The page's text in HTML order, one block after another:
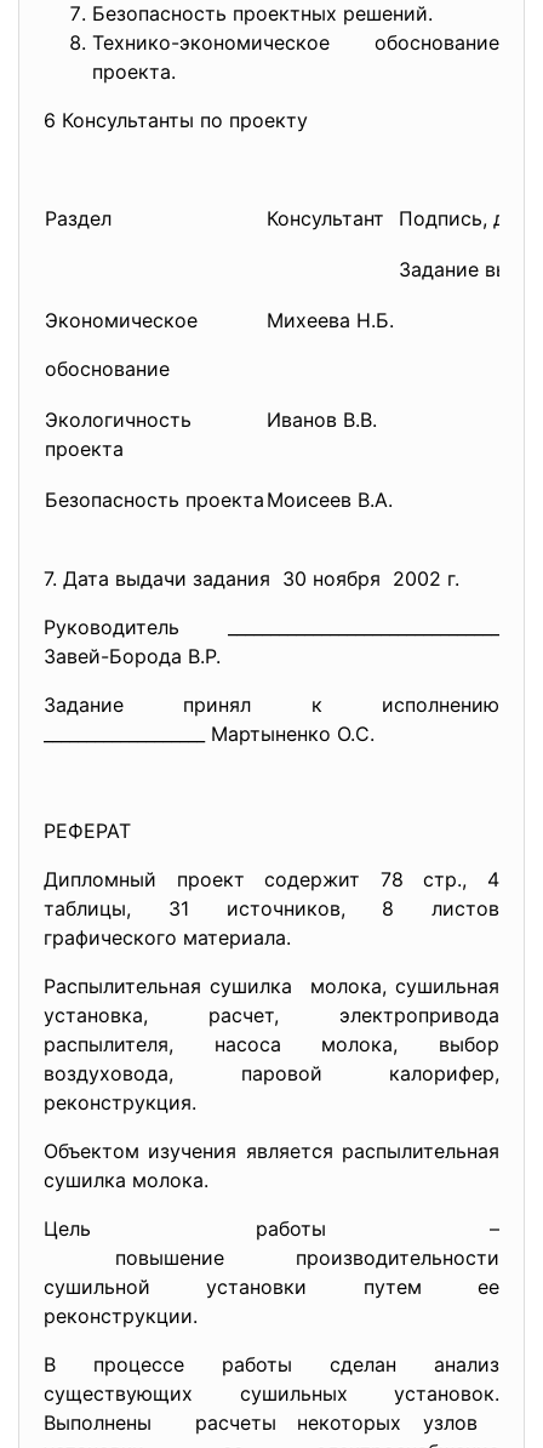
Безопасность проектных решений.
Технико-экономическое обоснование
проекта.
6 Консультанты по проекту
Раздел Консультант Подпись, дата
Задание выдал
Экономическое
обоснование
Михеева Н.Б.
Экологичность
проекта
Иванов В.В.
Безопасность проекта Моисеев В.А.
7. Дата выдачи задания 30 ноября 2002 г.
Руководитель ______________________________
Завей-Борода В.Р.
Задание принял к исполнению
___________________ Мартыненко О.С.
РЕФЕРАТ
Дипломный проект содержит 78 стр., 4
таблицы, 31 источников, 8 листов
графического материала.
Распылительная сушилка молока, сушильная
установка, расчет, электропривода
распылителя, насоса молока, выбор
воздуховода, паровой калорифер,
реконструкция.
Объектом изучения является распылительная
сушилка молока.
Цель работы –
повышение производительности
сушильной установки путем ее
реконструкции.
В процессе работы сделан анализ
существующих сушильных установок.
Выполнены расчеты некоторых узлов